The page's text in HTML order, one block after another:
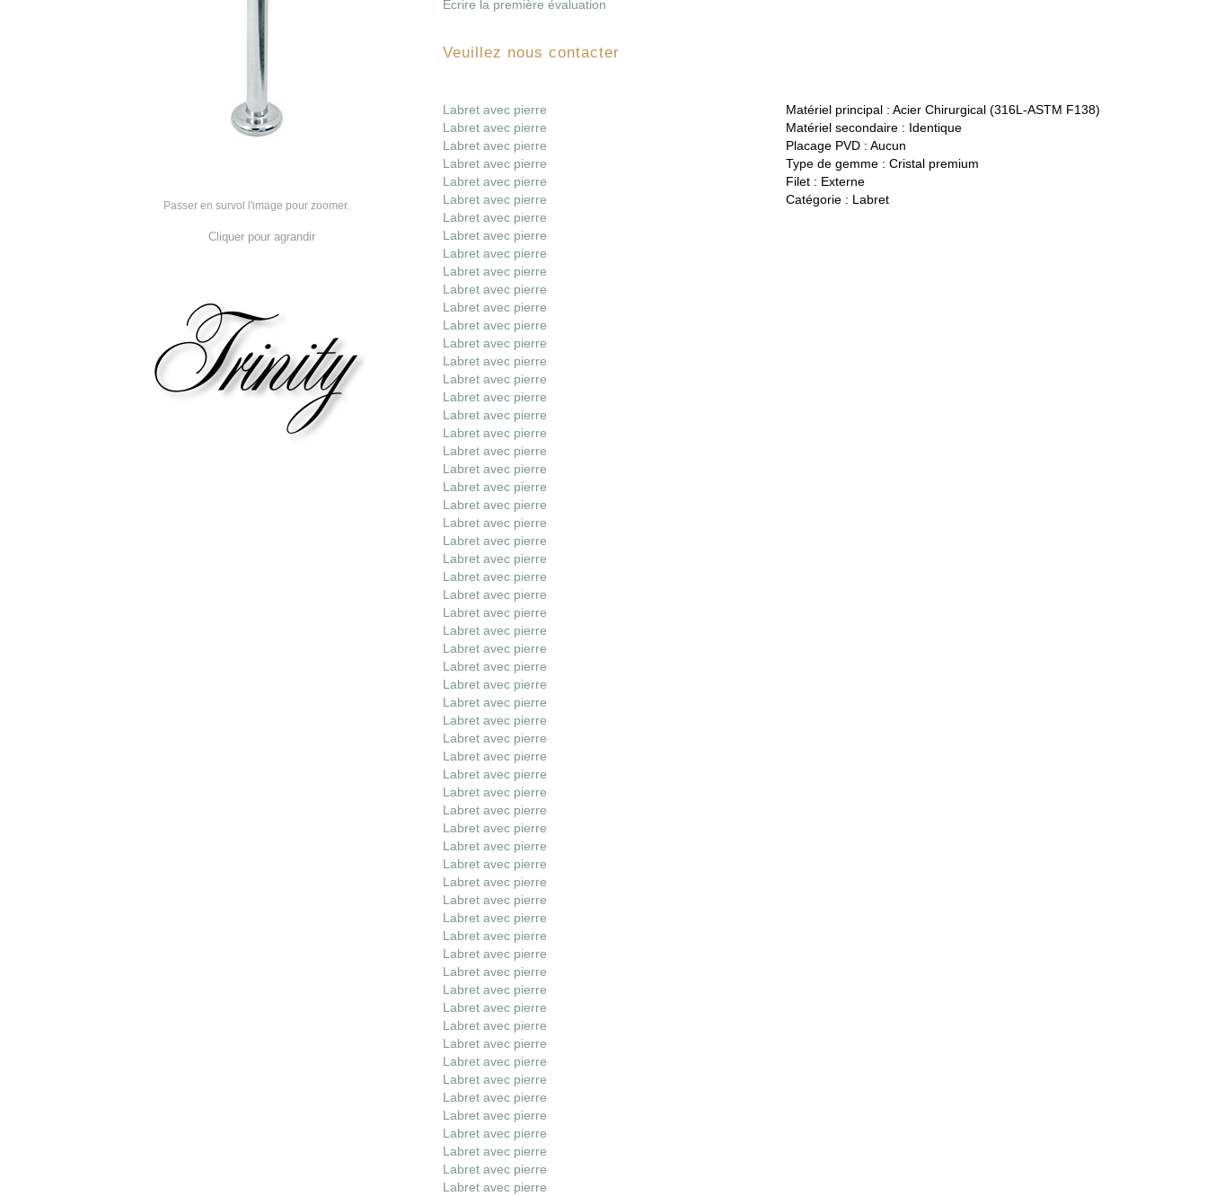
Passer en survol l'image pour zoomer.
Cliquer pour agrandir
Écrire la première évaluation
Veuillez nous contacter
Labret avec pierre
Labret avec pierre
Labret avec pierre
Labret avec pierre
Labret avec pierre
Labret avec pierre
Labret avec pierre
Labret avec pierre
Labret avec pierre
Labret avec pierre
Labret avec pierre
Labret avec pierre
Labret avec pierre
Labret avec pierre
Labret avec pierre
Labret avec pierre
Labret avec pierre
Labret avec pierre
Labret avec pierre
Labret avec pierre
Labret avec pierre
Labret avec pierre
Labret avec pierre
Labret avec pierre
Labret avec pierre
Labret avec pierre
Labret avec pierre
Labret avec pierre
Labret avec pierre
Labret avec pierre
Labret avec pierre
Labret avec pierre
Labret avec pierre
Labret avec pierre
Labret avec pierre
Labret avec pierre
Labret avec pierre
Labret avec pierre
Labret avec pierre
Labret avec pierre
Labret avec pierre
Labret avec pierre
Labret avec pierre
Labret avec pierre
Labret avec pierre
Labret avec pierre
Labret avec pierre
Labret avec pierre
Labret avec pierre
Labret avec pierre
Labret avec pierre
Labret avec pierre
Labret avec pierre
Labret avec pierre
Labret avec pierre
Labret avec pierre
Labret avec pierre
Labret avec pierre
Labret avec pierre
Labret avec pierre
Labret avec pierre
Matériel principal : Acier Chirurgical (316L-ASTM F138)
Matériel secondaire : Identique
Placage PVD : Aucun
Type de gemme : Cristal premium
Filet : Externe
Catégorie : Labret